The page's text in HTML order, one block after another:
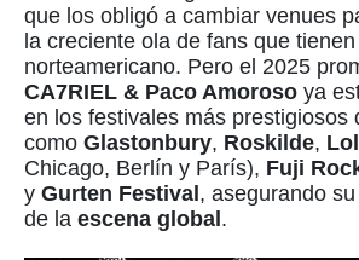
que los obligó a cambiar venues
la creciente ola de fans que
norteamericano. Pero el 2025
CA7RIEL & Paco Amoroso ya
en los festivales más prestigiosos
como Glastonbury, Roskilde,
Chicago, Berlín y París), Fuji
y Gurten Festival , asegurando
de la escena global .